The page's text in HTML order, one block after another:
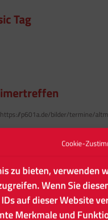
Cookie-
zu bieten, verwenden
Wenn Sie
auf dieser Website
Merkmale und
Tag
p601a.de/bilder/termine/
Meerane,
erlebenbewahren.html